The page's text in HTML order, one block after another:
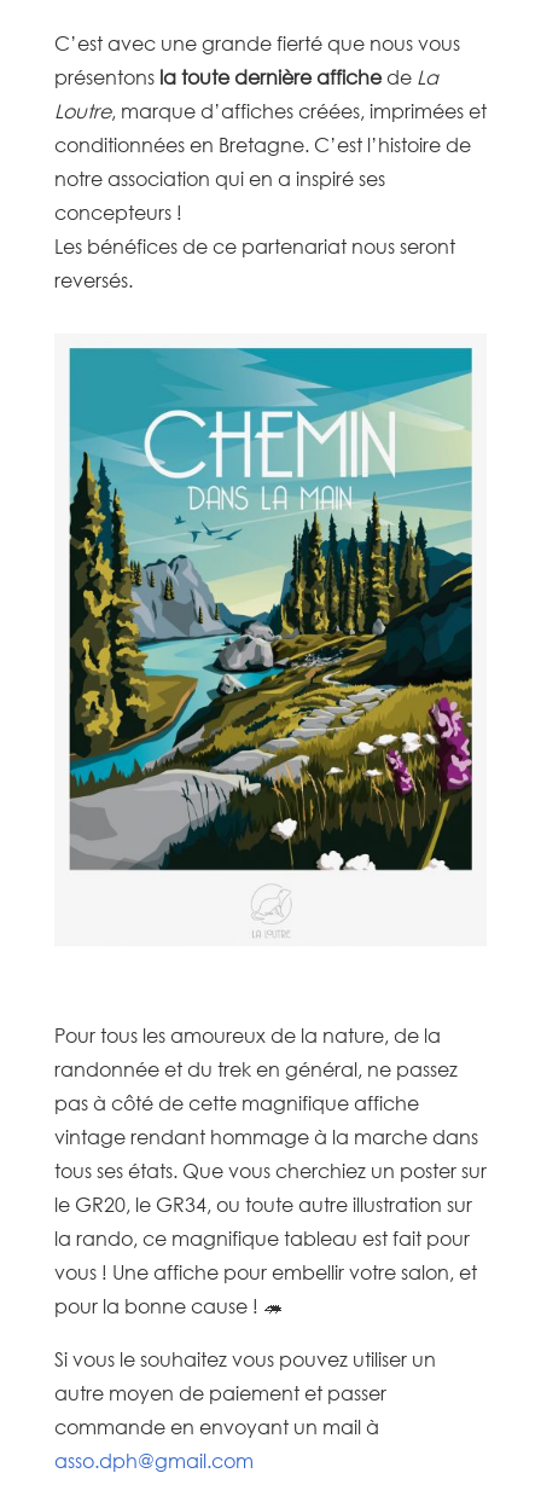
C’est avec une grande fierté que nous vous
présentons la toute dernière affichede La
Loutre, marque d’affiches créées, imprimées et
conditionnées en Bretagne. C’est l’histoire de
notre association qui en a inspiré ses
concepteurs !
Les bénéfices de ce partenariat nous seront
reversés.
Pour tous les amoureux de la nature, de la
randonnée et du trek en général, ne passez
pas à côté de cette magnifique affiche
vintage rendant hommage à la marche dans
tous ses états. Que vous cherchiez un poster sur
le GR20, le GR34, ou toute autre illustration sur
la rando, ce magnifique tableau est fait pour
vous ! Une affiche pour embellir votre salon, et
pour la bonne cause ! 🦔
Si vous le souhaitez vous pouvez utiliser un
autre moyen de paiement et passer
commande en envoyant un mail à
asso.dph@gmail.com